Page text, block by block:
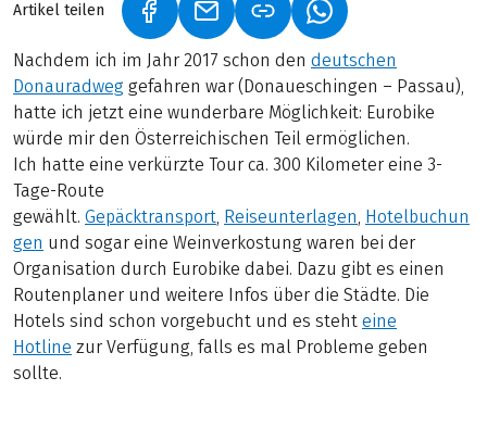
Artikel teilen (LINK ÖFFNET IN NEUEM TAB)
(LINK ÖFFNET IN NEUEM TAB)
(LINK ÖFFNET IN
Nachdem ich im Jahr 2017 schon den deutschen
Donauradweg gefahren war (Donaueschingen – Passau),
hatte ich jetzt eine wunderbare Möglichkeit: Eurobike
würde mir den Österreichischen Teil ermöglichen.
Ich hatte eine verkürzte Tour ca. 300 Kilometer eine 3-
Tage-Route
gewählt. Gepäcktransport, Reiseunterlagen, Hotelbuchun
gen und sogar eine Weinverkostung waren bei der
Organisation durch Eurobike dabei. Dazu gibt es einen
Routenplaner und weitere Infos über die Städte. Die
Hotels sind schon vorgebucht und es steht eine
Hotline zur Verfügung, falls es mal Probleme geben
sollte.